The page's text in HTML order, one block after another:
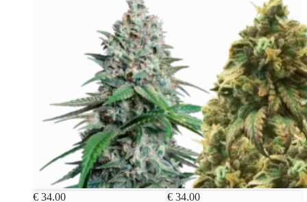
€ 34.00 € 34.00